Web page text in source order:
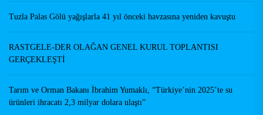
Tuzla Palas Gölü yağışlarla 41 yıl önceki havzasına yeniden kavuştu
RASTGELE-DER OLAĞAN GENEL KURUL TOPLANTISI
GERÇEKLEŞTİ
Tarım ve Orman Bakanı İbrahim Yumaklı, “Türkiye’nin 2025’te su
ürünleri ihracatı 2,3 milyar dolara ulaştı”